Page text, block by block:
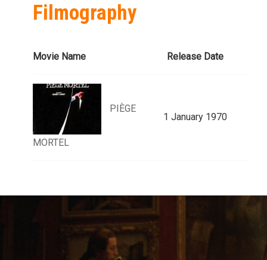
Filmography
Movie Name Release Date
PIÈGE
MORTEL
1 January 1970